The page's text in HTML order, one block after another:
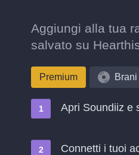
Aggiungi alla tua
salvato su
Premium Brani
Apri Soundiiz e
Connetti i tuoi